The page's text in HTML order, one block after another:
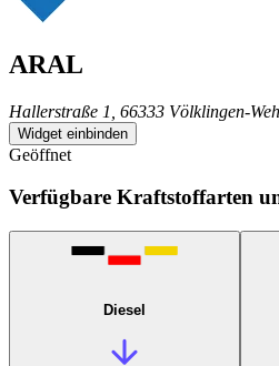
ARAL
Hallerstraße 1, 66333 Völklingen-
Widget einbinden
Geöffnet
Verfügbare Kraftstoffarten
Diesel